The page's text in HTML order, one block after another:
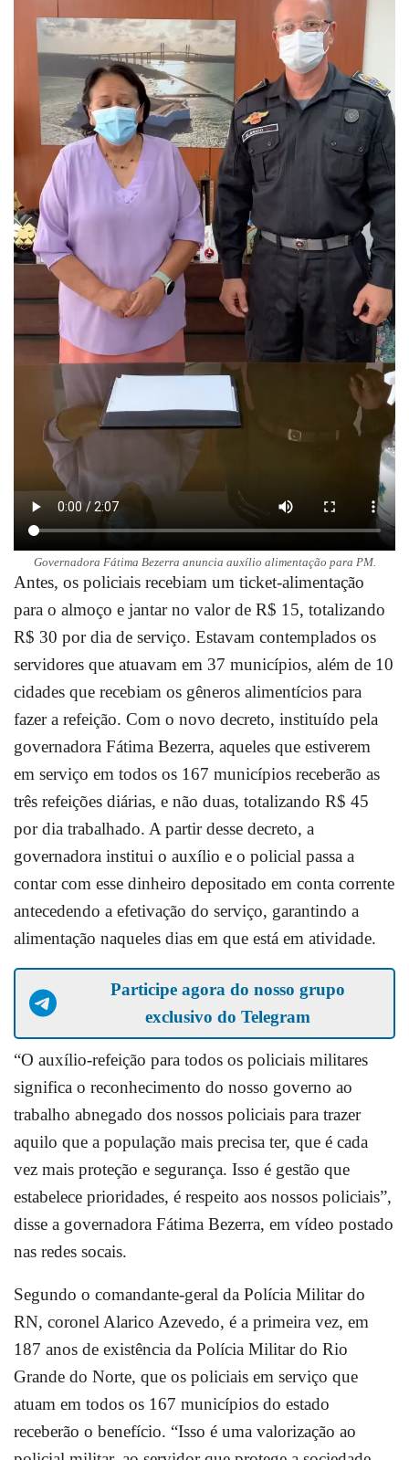
Governadora Fátima Bezerra anuncia auxílio alimentação para PM.
Antes, os policiais recebiam um ticket-alimentação
para o almoço e jantar no valor de R$ 15, totalizando
R$ 30 por dia de serviço. Estavam contemplados os
servidores que atuavam em 37 municípios, além de 10
cidades que recebiam os gêneros alimentícios para
fazer a refeição. Com o novo decreto, instituído pela
governadora Fátima Bezerra, aqueles que estiverem
em serviço em todos os 167 municípios receberão as
três refeições diárias, e não duas, totalizando R$ 45
por dia trabalhado. A partir desse decreto, a
governadora institui o auxílio e o policial passa a
contar com esse dinheiro depositado em conta corrente
antecedendo a efetivação do serviço, garantindo a
alimentação naqueles dias em que está em atividade.
Participe agora do nosso grupo
exclusivo do Telegram
“O auxílio-refeição para todos os policiais militares
significa o reconhecimento do nosso governo ao
trabalho abnegado dos nossos policiais para trazer
aquilo que a população mais precisa ter, que é cada
vez mais proteção e segurança. Isso é gestão que
estabelece prioridades, é respeito aos nossos policiais”,
disse a governadora Fátima Bezerra, em vídeo postado
nas redes socais.
Segundo o comandante-geral da Polícia Militar do
RN, coronel Alarico Azevedo, é a primeira vez, em
187 anos de existência da Polícia Militar do Rio
Grande do Norte, que os policiais em serviço que
atuam em todos os 167 municípios do estado
receberão o benefício. “Isso é uma valorização ao